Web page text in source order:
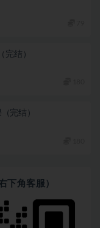
完结）
完结）
下角客服）